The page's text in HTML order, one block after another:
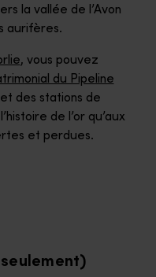
la vallée de l’Avon
aurifères.
, vous pouvez
du Pipeline
des stations de
de l’or qu’aux
et perdues.